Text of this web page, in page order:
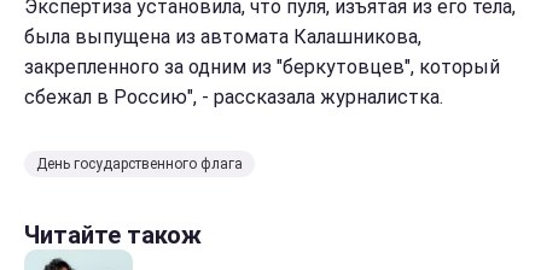
Экспертиза установила, что пуля, изъятая из его тела,
была выпущена из автомата Калашникова,
закрепленного за одним из "беркутовцев", который
сбежал в Россию", - рассказала журналистка.
День государственного флага
Читайте також